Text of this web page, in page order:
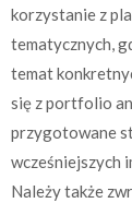
korzystanie z
tematycznych,
temat
się z portfolio
przygotowane
wcześniejszych
Należy także